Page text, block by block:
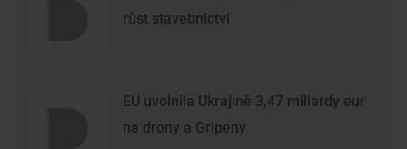
růst stavebnictví
EU uvolnila Ukrajině 3,47 miliardy eur
na drony a Gripeny